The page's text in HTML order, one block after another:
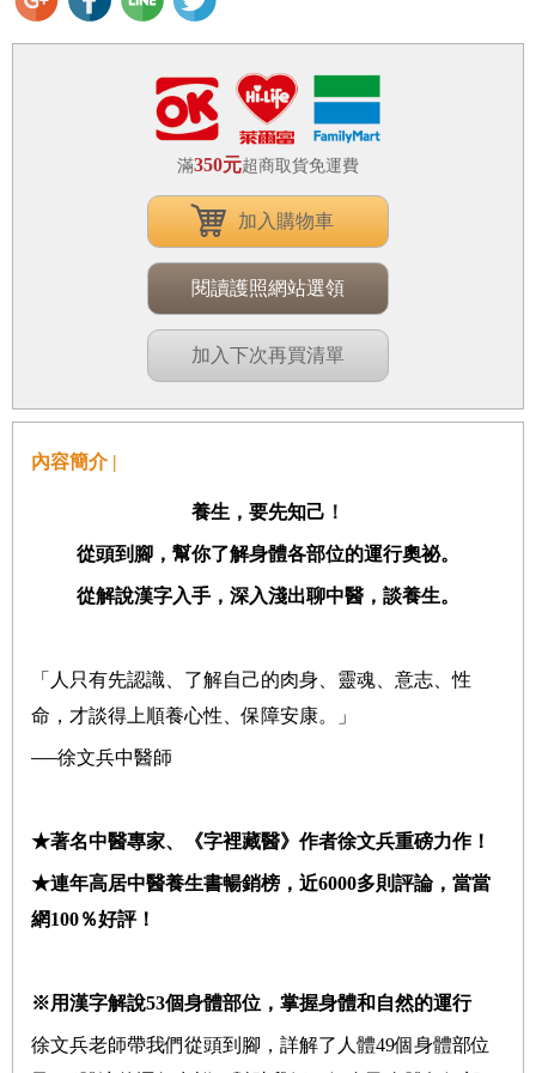
滿350元超商取貨免運費
加入購物車
閱讀護照網站選領
加入下次再買清單
內容簡介 |
養生，要先知己 ！
從頭到腳，幫你了解身體各部位的運行奧祕。
從解說漢字入手，深入淺出聊中醫，談養生。
「人只有先認識、了解自己的肉身、靈魂、 意志、性
命，才談得上順養心性、保障安康。」
──徐文兵中醫師
★著名中醫專家、《字裡藏醫》作者徐文兵重磅力作！
★連年高居中醫養生書暢銷榜，近6000多則評論，當當
網100％好評！
※用漢字解說53個身體部位，掌握身體和自然的運行
徐文兵老師帶我們從頭到腳，詳解了人體49個身體部位